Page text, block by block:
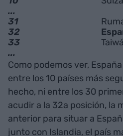
...
31
32
33
...
Como podemos ver,
entre los 10 países más
hecho, ni entre los 30
acudir a la 32a posición, la
anterior para situar a
junto con Islandia, el país